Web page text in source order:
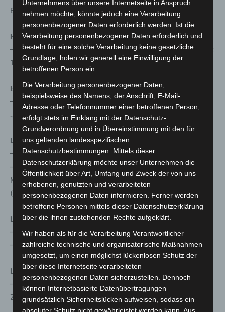
Bonhoeffer-Kirche, Roderbruchmarkt 18
Hemmingen
– Montag bis Mittwoch, 10- 2 und 13-16 Uhr, Rathausplatz
1
Isernhagen
– Montag bis Mittwoch, 10-12 und 13-16 Uhr,
Jacobistraße 5
Laatzen
– Montag bis Freitag, 10-12 und 13-16 Uhr, Leine-Center
– Samstag, 4.12., 9-21 Uhr, Sonntag, 5.12., 9-14 Uhr,
Montag bis Freitag, 17-21 Uhr, Würzburger Straße 15
(externes Angebot)
Langenhagen
– Sonntag, 5.12., 9 bis 17 Uhr, Langenforther Platz 1
– Montag bis Freitag, 10-12 und 13-16 Uhr, Fuhrenkamp 3
Lehrte
– Montag bis Freitag, 10-12 und 13-16 Uhr,
Zuckerpassage 4
Unternehmens über unsere Internetseite in Anspruch
nehmen möchte, könnte jedoch eine Verarbeitung
personenbezogener Daten erforderlich werden. Ist die
Verarbeitung personenbezogener Daten erforderlich und
besteht für eine solche Verarbeitung keine gesetzliche
Grundlage, holen wir generell eine Einwilligung der
betroffenen Person ein.
Die Verarbeitung personenbezogener Daten,
beispielsweise des Namens, der Anschrift, E-Mail-
Adresse oder Telefonnummer einer betroffenen Person,
erfolgt stets im Einklang mit der Datenschutz-
Grundverordnung und in Übereinstimmung mit den für
uns geltenden landesspezifischen
Datenschutzbestimmungen. Mittels dieser
Datenschutzerklärung möchte unser Unternehmen die
Öffentlichkeit über Art, Umfang und Zweck der von uns
erhobenen, genutzten und verarbeiteten
personenbezogenen Daten informieren. Ferner werden
betroffene Personen mittels dieser Datenschutzerklärung
über die ihnen zustehenden Rechte aufgeklärt.
Wir haben als für die Verarbeitung Verantwortlicher
zahlreiche technische und organisatorische Maßnahmen
umgesetzt, um einen möglichst lückenlosen Schutz der
über diese Internetseite verarbeiteten
personenbezogenen Daten sicherzustellen. Dennoch
können Internetbasierte Datenübertragungen
grundsätzlich Sicherheitslücken aufweisen, sodass ein